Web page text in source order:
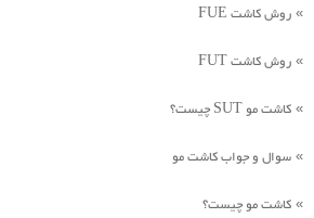
» روش کاشت FUE
» روش کاشت FUT
» کاشت مو SUT چیست؟
» سوال و جواب کاشت مو
» کاشت مو چیست؟